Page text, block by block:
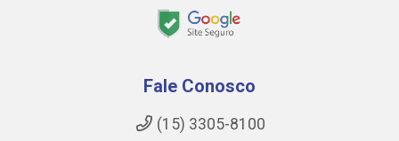
Fale Conosco
(15) 3305-8100